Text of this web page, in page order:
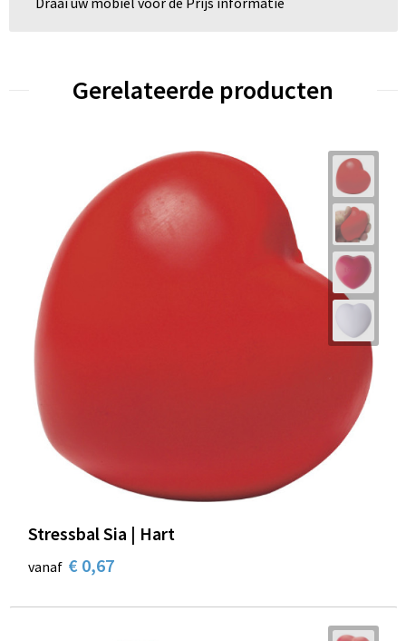
Gerelateerde producten
Stressbal Sia | Hart
vanaf € 0,67